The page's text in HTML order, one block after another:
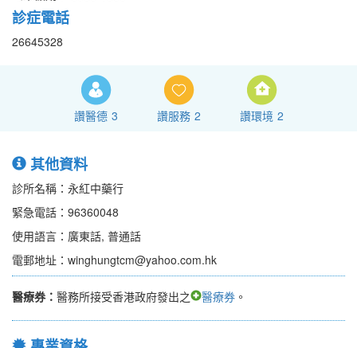
診症電話
26645328
讚醫德 3 讚服務 2 讚環境 2
其他資料
診所名稱：永紅中藥行
緊急電話：96360048
使用語言：廣東話, 普通話
電郵地址：winghungtcm@yahoo.com.hk
醫療券： 醫務所接受香港政府發出之 醫療券 。